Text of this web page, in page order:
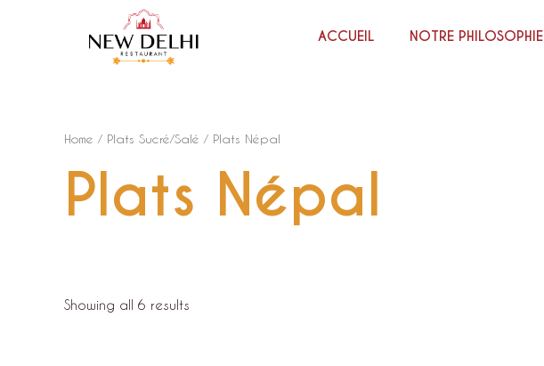
ACCUEIL NOTRE PHILOSOPHIE
Home / Plats Sucré/Salé / Plats Népal
Plats Népal
Showing all 6 results